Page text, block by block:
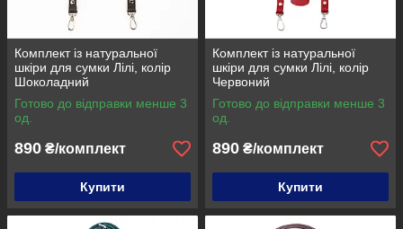
Комплект із натуральної
шкіри для сумки Лілі, колір
Шоколадний
Готово до відправки менше 3
од.
890 ₴/комплект
Купити
Комплект із натуральної
шкіри для сумки Лілі, колір
Червоний
Готово до відправки менше 3
од.
890 ₴/комплект
Купити